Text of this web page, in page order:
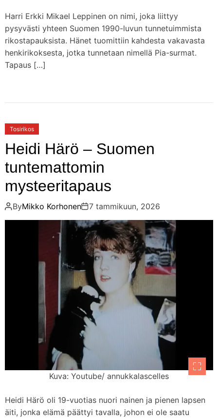
Harri Erkki Mikael Leppinen on nimi, joka liittyy
pysyvästi yhteen Suomen 1990-luvun tunnetuimmista
rikostapauksista. Hänet tuomittiin kahdesta vakavasta
henkirikoksesta, jotka tunnetaan nimellä Pia-surmat.
Tapaus […]
Tosirikos
Heidi Härö – Suomen
tuntemattomin
mysteeritapaus
ByMikko Korhonen 7 tammikuun, 2026
Kuva: Youtube/ annukkalascelles
Heidi Härö oli 19-vuotias nuori nainen ja pienen lapsen
äiti, jonka elämä päättyi tavalla, johon ei ole saatu